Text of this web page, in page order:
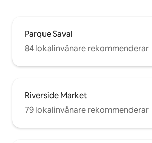
Parque Saval
84 lokalinvånare rekommenderar
Riverside Market
79 lokalinvånare rekommenderar